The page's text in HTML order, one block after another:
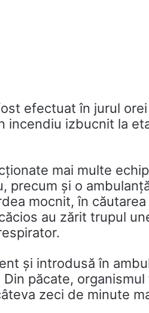
efectuat în jurul
incendiu izbucnit la
mai multe
precum și o
mocnit, în
au zărit trupul
și introdusă în
păcate, organismul
zeci de minute